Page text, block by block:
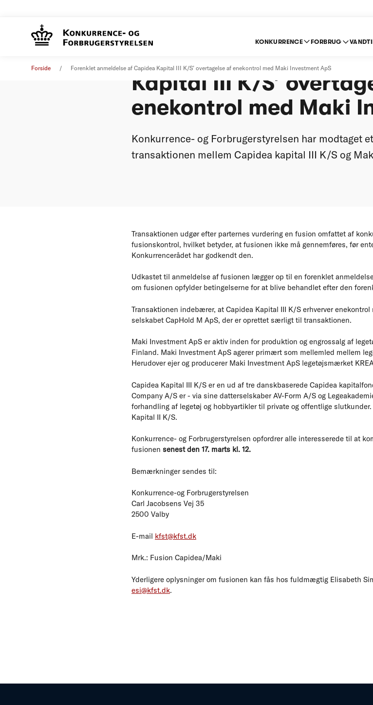
KONKURRENCE FORBRUG
Forside Forenklet anmeldelse af Capidea Kapital III K/S’ overtagelse af enekontrol med Maki Investment ApS
Kapital III K/S’
enekontrol med Maki
Konkurrence- og Forbrugerstyrelsen har modtaget
transaktionen mellem Capidea kapital III K/S og
Transaktionen udgør efter parternes vurdering en fusion omfattet af
fusionskontrol, hvilket betyder, at fusionen ikke må gennemføres, før
Konkurrencerådet har godkendt den.
Udkastet til anmeldelse af fusionen lægger op til en forenklet
om fusionen opfylder betingelserne for at blive behandlet efter den
Transaktionen indebærer, at Capidea Kapital III K/S erhverver
selskabet CapHold M ApS, der er oprettet særligt til transaktionen.
Maki Investment ApS er aktiv inden for produktion og engrossalg af
Finland. Maki Investment ApS agerer primært som mellemled mellem
Herudover ejer og producerer Maki Investment ApS legetøjsmærket
Capidea Kapital III K/S er en ud af tre danskbaserede Capidea
Company A/S er - via sine datterselskaber AV-Form A/S og
forhandling af legetøj og hobbyartikler til private og offentlige
Kapital II K/S.
Konkurrence- og Forbrugerstyrelsen opfordrer alle interesserede til at
fusionen senest den 17. marts kl. 12.
Bemærkninger sendes til:
Konkurrence-og Forbrugerstyrelsen
Carl Jacobsens Vej 35
2500 Valby
E-mail kfst@kfst.dk
Mrk.: Fusion Capidea/Maki
Yderligere oplysninger om fusionen kan fås hos fuldmægtig Elisabeth
esi@kfst.dk.